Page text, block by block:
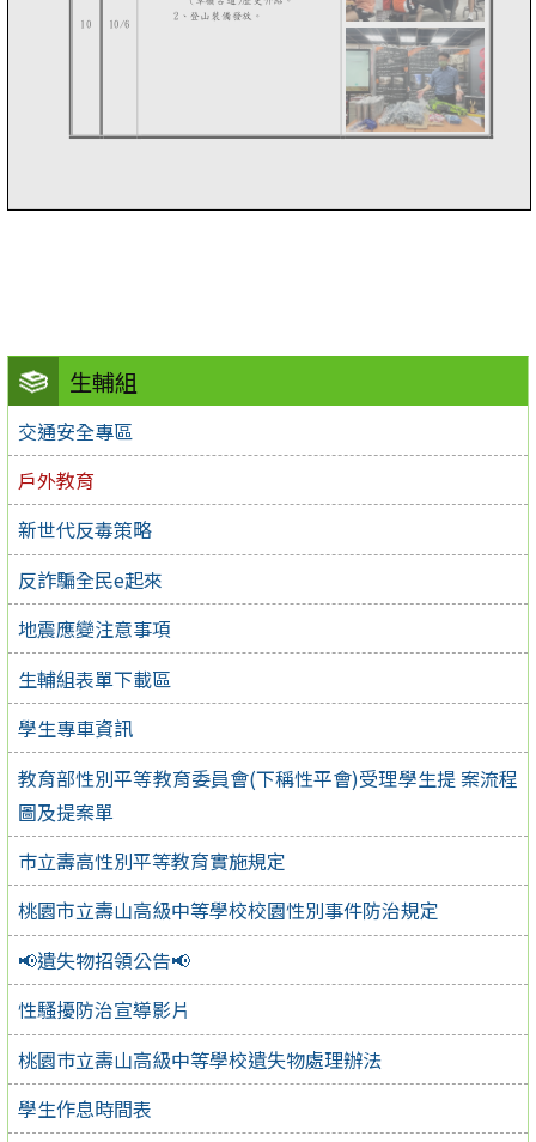
生輔組
交通安全專區
戶外教育
新世代反毒策略
反詐騙全民e起來
地震應變注意事項
生輔組表單下載區
學生專車資訊
教育部性別平等教育委員會(下稱性平會)受理學生提 案流程
圖及提案單
巿立壽高性別平等教育實施規定
桃園市立壽山高級中等學校校園性別事件防治規定
📢遺失物招領公告📢
性騷擾防治宣導影片
桃園巿立壽山高級中等學校遺失物處理辦法
學生作息時間表